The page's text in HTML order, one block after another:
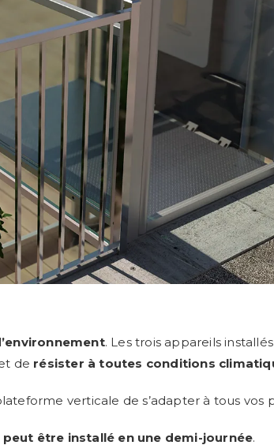
. Les trois appareils
de résister à toutes conditions
verticale de s’adapter à tous vos
être installé en une demi-journée.